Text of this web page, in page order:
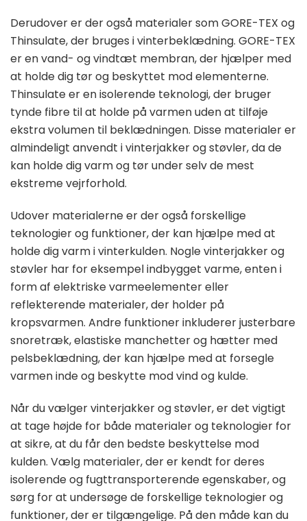
Derudover er der også materialer som GORE-TEX og
Thinsulate, der bruges i vinterbeklædning. GORE-TEX
er en vand- og vindtæt membran, der hjælper med
at holde dig tør og beskyttet mod elementerne.
Thinsulate er en isolerende teknologi, der bruger
tynde fibre til at holde på varmen uden at tilføje
ekstra volumen til beklædningen. Disse materialer er
almindeligt anvendt i vinterjakker og støvler, da de
kan holde dig varm og tør under selv de mest
ekstreme vejrforhold.
Udover materialerne er der også forskellige
teknologier og funktioner, der kan hjælpe med at
holde dig varm i vinterkulden. Nogle vinterjakker og
støvler har for eksempel indbygget varme, enten i
form af elektriske varmeelementer eller
reflekterende materialer, der holder på
kropsvarmen. Andre funktioner inkluderer justerbare
snoretræk, elastiske manchetter og hætter med
pelsbeklædning, der kan hjælpe med at forsegle
varmen inde og beskytte mod vind og kulde.
Når du vælger vinterjakker og støvler, er det vigtigt
at tage højde for både materialer og teknologier for
at sikre, at du får den bedste beskyttelse mod
kulden. Vælg materialer, der er kendt for deres
isolerende og fugttransporterende egenskaber, og
sørg for at undersøge de forskellige teknologier og
funktioner, der er tilgængelige. På den måde kan du